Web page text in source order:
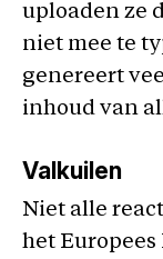
uploaden ze
niet mee te
genereert
inhoud van
Valkuilen
Niet alle
het Europees